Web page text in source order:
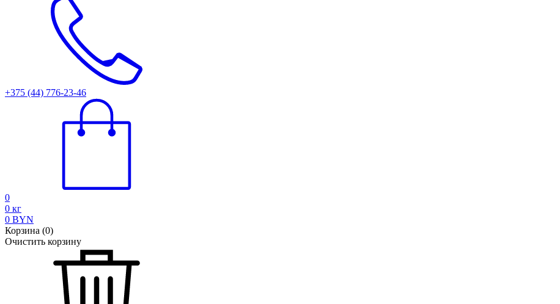
+375 (44) 776-23-46
0
0 кг
0 BYN
Корзина (0)
Очистить корзину